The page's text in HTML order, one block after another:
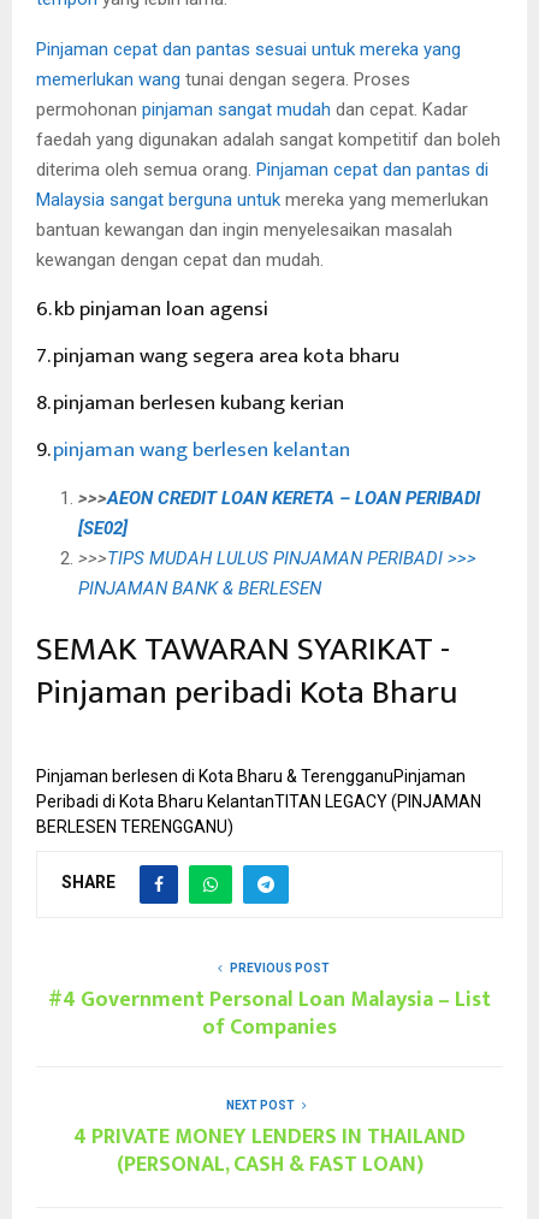
Pinjaman cepat dan pantas sesuai untuk mereka yang
memerlukan wang tunai dengan segera. Proses
permohonan pinjaman sangat mudah dan cepat. Kadar
faedah yang digunakan adalah sangat kompetitif dan boleh
diterima oleh semua orang. Pinjaman cepat dan pantas di
Malaysia sangat berguna untuk mereka yang memerlukan
bantuan kewangan dan ingin menyelesaikan masalah
kewangan dengan cepat dan mudah.
6. kb pinjaman loan agensi
7. pinjaman wang segera area kota bharu
8. pinjaman berlesen kubang kerian
9.pinjaman wang berlesen kelantan
>>>AEON CREDIT LOAN KERETA – LOAN PERIBADI
[SE02]
>>>TIPS MUDAH LULUS PINJAMAN PERIBADI >>>
PINJAMAN BANK & BERLESEN
SEMAK TAWARAN SYARIKAT -
Pinjaman peribadi Kota Bharu
Pinjaman berlesen di Kota Bharu & TerengganuPinjaman
Peribadi di Kota Bharu KelantanTITAN LEGACY (PINJAMAN
BERLESEN TERENGGANU)
SHARE
PREVIOUS POST
#4 Government Personal Loan Malaysia – List
of Companies
NEXT POST
4 PRIVATE MONEY LENDERS IN THAILAND
(PERSONAL, CASH & FAST LOAN)